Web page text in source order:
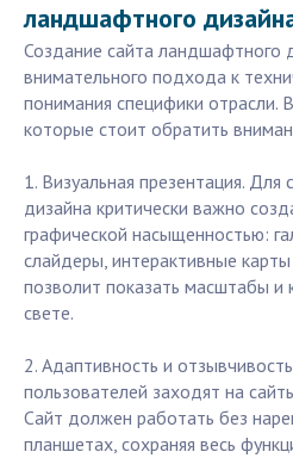
ландшафтного
Создание сайта ландшафтного
внимательного подхода к
понимания специфики отрасли.
которые стоит обратить
1. Визуальная презентация.
дизайна критически важно
графической насыщенностью:
слайдеры, интерактивные
позволит показать масштабы и
свете.
2. Адаптивность и
пользователей заходят на
Сайт должен работать без
планшетах, сохраняя весь